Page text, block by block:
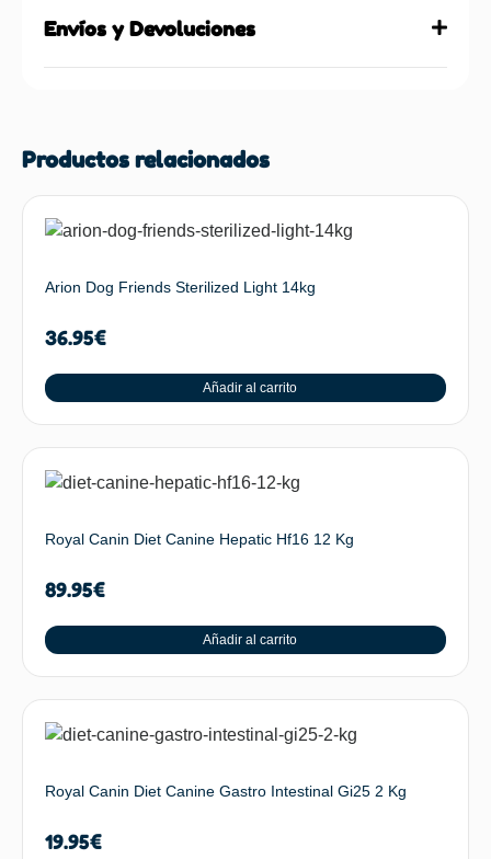
Envíos y Devoluciones
Productos relacionados
Arion Dog Friends Sterilized Light 14kg
36.95€
Añadir al carrito
Royal Canin Diet Canine Hepatic Hf16 12 Kg
89.95€
Añadir al carrito
Royal Canin Diet Canine Gastro Intestinal Gi25 2 Kg
19.95€